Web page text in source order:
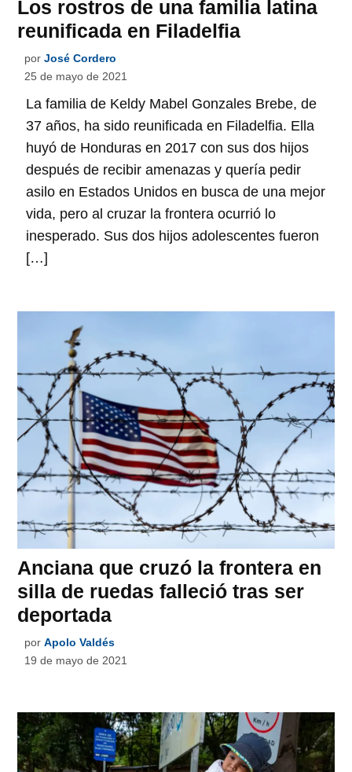
Los rostros de una familia latina
reunificada en Filadelfia
por José Cordero
25 de mayo de 2021
La familia de Keldy Mabel Gonzales Brebe, de
37 años, ha sido reunificada en Filadelfia. Ella
huyó de Honduras en 2017 con sus dos hijos
después de recibir amenazas y quería pedir
asilo en Estados Unidos en busca de una mejor
vida, pero al cruzar la frontera ocurrió lo
inesperado. Sus dos hijos adolescentes fueron
[…]
Anciana que cruzó la frontera en
silla de ruedas falleció tras ser
deportada
por Apolo Valdés
19 de mayo de 2021